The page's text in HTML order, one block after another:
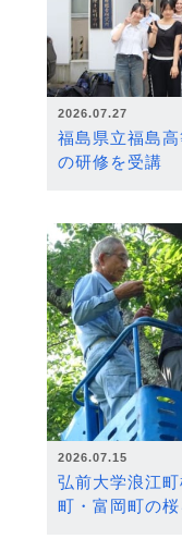
2026.07.27
福島県立福島
の研修を受講
2026.07.15
弘前大学浪江
町・富岡町の